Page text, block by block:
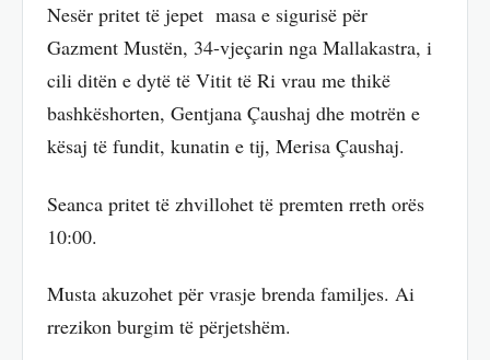
Nesër pritet të jepet masa e sigurisë për
Gazment Mustën, 34-vjeçarin nga Mallakastra, i
cili ditën e dytë të Vitit të Ri vrau me thikë
bashkëshorten, Gentjana Çaushaj dhe motrën e
kësaj të fundit, kunatin e tij, Merisa Çaushaj.
Seanca pritet të zhvillohet të premten rreth orës
10:00.
Musta akuzohet për vrasje brenda familjes. Ai
rrezikon burgim të përjetshëm.